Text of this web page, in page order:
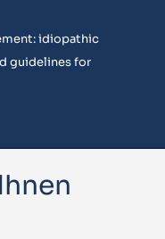
idiopathic
guidelines for